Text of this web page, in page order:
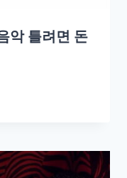
악 틀려면 돈